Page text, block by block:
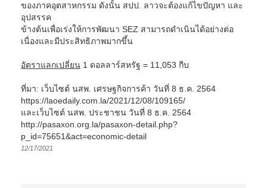
ของภาคอุตสาหกรรม ดังนั้น สปป. ลาวจะต้องแก้ไขปัญหา และ
อุปสรรค
ข้างต้นเพื่อเร่งให้การพัฒนา SEZ สามารถดำเนินได้อย่างต่อ
เนื่องและมีประสิทธิภาพมากขึ้น
อัตราแลกเปลี่ยน 1 ดอลลาร์สหรัฐ = 11,053 กีบ
ที่มา: เว็บไซต์ นสพ. เศรษฐกิจการค้า วันที่ 8 ธ.ค. 2564
https://laoedaily.com.la/2021/12/08/109165/
และเว็บไซต์ นสพ. ประชาชน วันที่ 8 ธ.ค. 2564
http://pasaxon.org.la/pasaxon-detail.php?
p_id=75651&act=economic-detail
12/17/2021